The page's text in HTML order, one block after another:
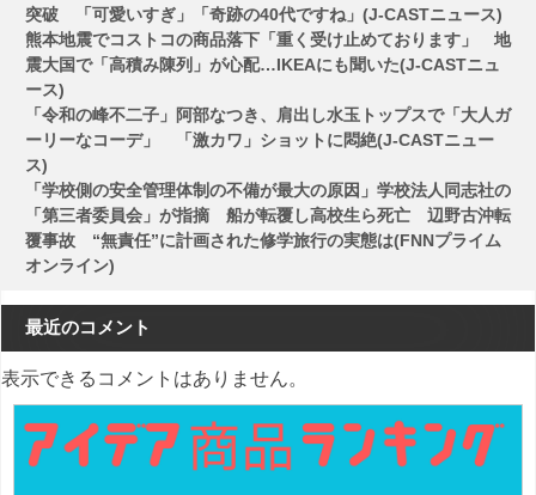
ン突破 「可愛いすぎ」「奇跡の40代ですね」(J-CASTニュース)
熊本地震でコストコの商品落下「重く受け止めております」 地
震大国で「高積み陳列」が心配…IKEAにも聞いた(J-CASTニュ
ース)
「令和の峰不二子」阿部なつき、肩出し水玉トップスで「大人ガ
ーリーなコーデ」 「激カワ」ショットに悶絶(J-CASTニュー
ス)
「学校側の安全管理体制の不備が最大の原因」学校法人同志社の
「第三者委員会」が指摘 船が転覆し高校生ら死亡 辺野古沖転
覆事故 “無責任”に計画された修学旅行の実態は(FNNプライム
オンライン)
最近のコメント
表示できるコメントはありません。